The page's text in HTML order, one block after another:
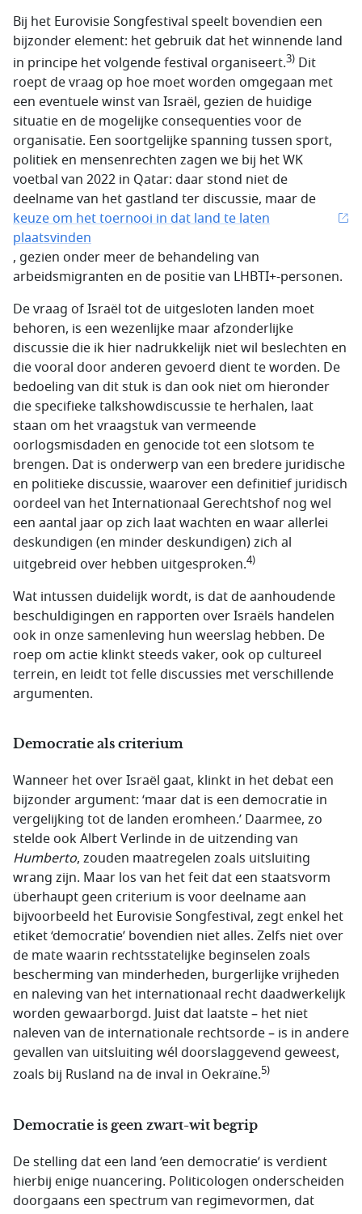
Bij het Eurovisie Songfestival speelt bovendien een
bijzonder element: het gebruik dat het winnende land
in principe het volgende festival organiseert.3) Dit
roept de vraag op hoe moet worden omgegaan met
een eventuele winst van Israël, gezien de huidige
situatie en de mogelijke consequenties voor de
organisatie. Een soortgelijke spanning tussen sport,
politiek en mensenrechten zagen we bij het WK
voetbal van 2022 in Qatar: daar stond niet de
deelname van het gastland ter discussie, maar de
keuze om het toernooi in dat land te laten
plaatsvinden
, gezien onder meer de behandeling van
arbeidsmigranten en de positie van LHBTI+-personen.
De vraag of Israël tot de uitgesloten landen moet
behoren, is een wezenlijke maar afzonderlijke
discussie die ik hier nadrukkelijk niet wil beslechten en
die vooral door anderen gevoerd dient te worden. De
bedoeling van dit stuk is dan ook niet om hieronder
die specifieke talkshowdiscussie te herhalen, laat
staan om het vraagstuk van vermeende
oorlogsmisdaden en genocide tot een slotsom te
brengen. Dat is onderwerp van een bredere juridische
en politieke discussie, waarover een definitief juridisch
oordeel van het Internationaal Gerechtshof nog wel
een aantal jaar op zich laat wachten en waar allerlei
deskundigen (en minder deskundigen) zich al
uitgebreid over hebben uitgesproken.4)
Wat intussen duidelijk wordt, is dat de aanhoudende
beschuldigingen en rapporten over Israëls handelen
ook in onze samenleving hun weerslag hebben. De
roep om actie klinkt steeds vaker, ook op cultureel
terrein, en leidt tot felle discussies met verschillende
argumenten.
Democratie als criterium
Wanneer het over Israël gaat, klinkt in het debat een
bijzonder argument: ‘maar dat is een democratie in
vergelijking tot de landen eromheen.’ Daarmee, zo
stelde ook Albert Verlinde in de uitzending van
Humberto, zouden maatregelen zoals uitsluiting
wrang zijn. Maar los van het feit dat een staatsvorm
überhaupt geen criterium is voor deelname aan
bijvoorbeeld het Eurovisie Songfestival, zegt enkel het
etiket ‘democratie’ bovendien niet alles. Zelfs niet over
de mate waarin rechtsstatelijke beginselen zoals
bescherming van minderheden, burgerlijke vrijheden
en naleving van het internationaal recht daadwerkelijk
worden gewaarborgd. Juist dat laatste – het niet
naleven van de internationale rechtsorde – is in andere
gevallen van uitsluiting wél doorslaggevend geweest,
zoals bij Rusland na de inval in Oekraïne.5)
Democratie is geen zwart-wit begrip
De stelling dat een land ’een democratie’ is verdient
hierbij enige nuancering. Politicologen onderscheiden
doorgaans een spectrum van regimevormen, dat